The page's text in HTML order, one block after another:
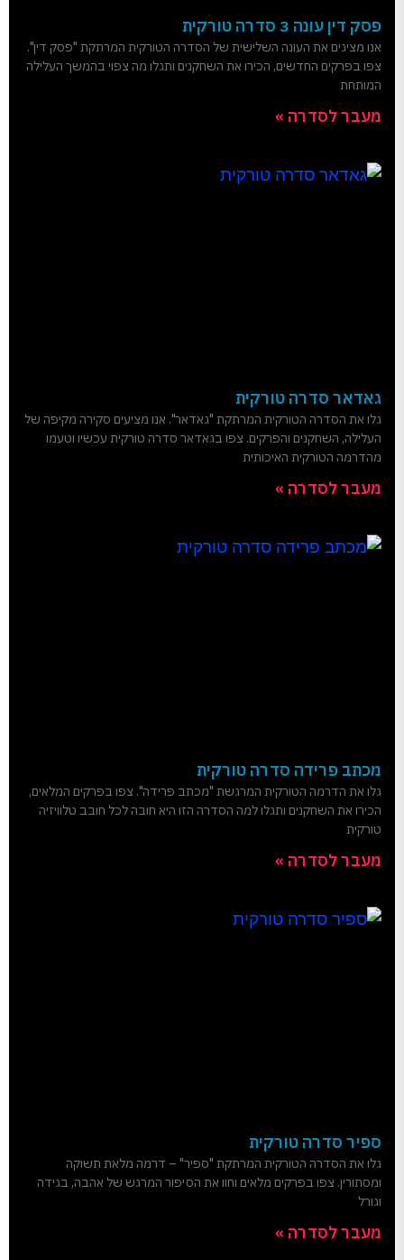
פסק דין עונה 3 סדרה טורקית
אנו מציגים את העונה השלישית של הסדרה הטורקית המרתקת "פסק דין".
צפו בפרקים החדשים, הכירו את השחקנים ותגלו מה צפוי בהמשך העלילה
המותחת
מעבר לסדרה »
גאדאר סדרה טורקית
גלו את הסדרה הטורקית המרתקת "גאדאר". אנו מציעים סקירה מקיפה של
העלילה, השחקנים והפרקים. צפו בגאדאר סדרה טורקית עכשיו וטעמו
מהדרמה הטורקית האיכותית
מעבר לסדרה »
מכתב פרידה סדרה טורקית
גלו את הדרמה הטורקית המרגשת "מכתב פרידה". צפו בפרקים המלאים,
הכירו את השחקנים ותגלו למה הסדרה הזו היא חובה לכל חובב טלוויזיה
טורקית
מעבר לסדרה »
ספיר סדרה טורקית
גלו את הסדרה הטורקית המרתקת "ספיר" – דרמה מלאת תשוקה
ומסתורין. צפו בפרקים מלאים וחוו את הסיפור המרגש של אהבה, בגידה
וגורל
מעבר לסדרה »